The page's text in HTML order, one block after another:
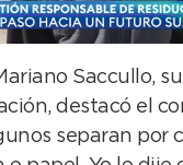
Saccullo,
destacó el
separan por